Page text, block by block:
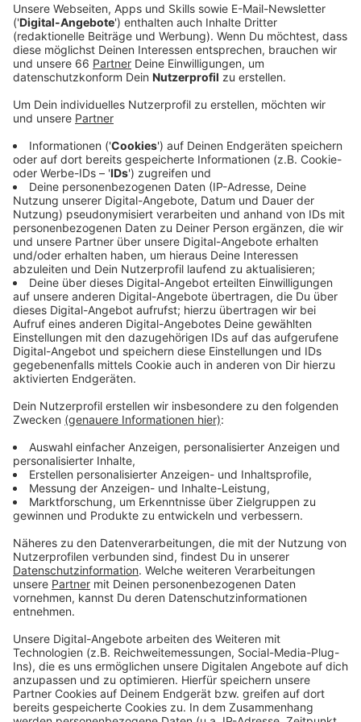
geöffnet.
Veröffentlicht:Mittwoch, 24.04.2024 05:38
Anzeige
angeschwommen. Am 1. Mai haben wir dann schon
mehr Alternativen. Denn dann öffnet das Strandbad
Süd am Unterbacher See und startet damit in die
Badesaison 2024. Das Bad hat dann täglich von 10 bis
18 Uhr geöffnet. Das Bad im Norden des Sees öffnet
später. Und noch diese Info: Auch die städtischen
Freibäder in Lörick, Flingern und Benrath sowie das
Rheinbad bereiten sich langsam auf die Öffnung vor.
Zumindest für das Allwetterbad in Flingern ist geplant,
dass es ab dem 1. Mai betriebsbereit ist, damit es bei
schönem Wetter spontan öffnen kann, haben wir von
der Bädergesellschaft erfahren.
Anzeige
Weitere Infos und Links zum Thema:
Anzeige
Baden am Unterbacher See
Eintritts-Tickets für die Strandbäder Nord und Süd
gibt es an der Tageskasse - oder auch online
Das ist das private Freibad "Flossen weg"
Anzeige